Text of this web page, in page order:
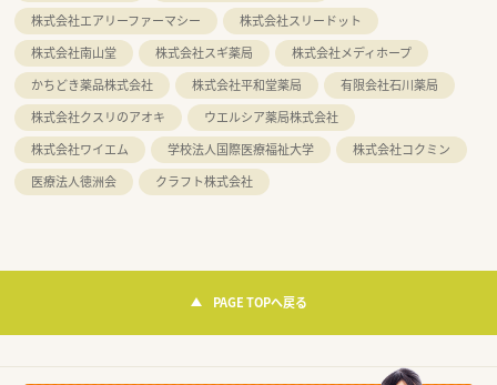
株式会社エアリーファーマシー
株式会社スリードット
株式会社南山堂
株式会社スギ薬局
株式会社メディホープ
かちどき薬品株式会社
株式会社平和堂薬局
有限会社石川薬局
株式会社クスリのアオキ
ウエルシア薬局株式会社
株式会社ワイエム
学校法人国際医療福祉大学
株式会社コクミン
医療法人徳洲会
クラフト株式会社
PAGE TOPへ戻る